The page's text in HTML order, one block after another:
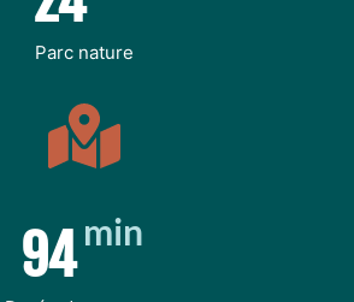
Parc nature
120min